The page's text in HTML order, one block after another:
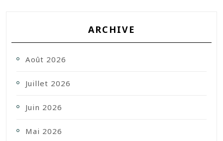
ARCHIVE
Août 2026
Juillet 2026
Juin 2026
Mai 2026